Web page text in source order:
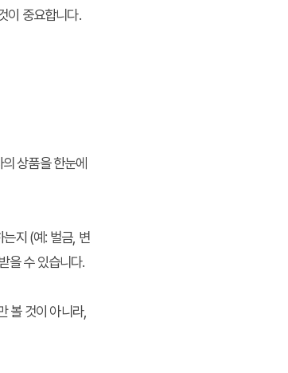
이 중요합니다.
상품을 한눈에
지 (예: 벌금, 변
을 수 있습니다.
볼 것이 아니라,